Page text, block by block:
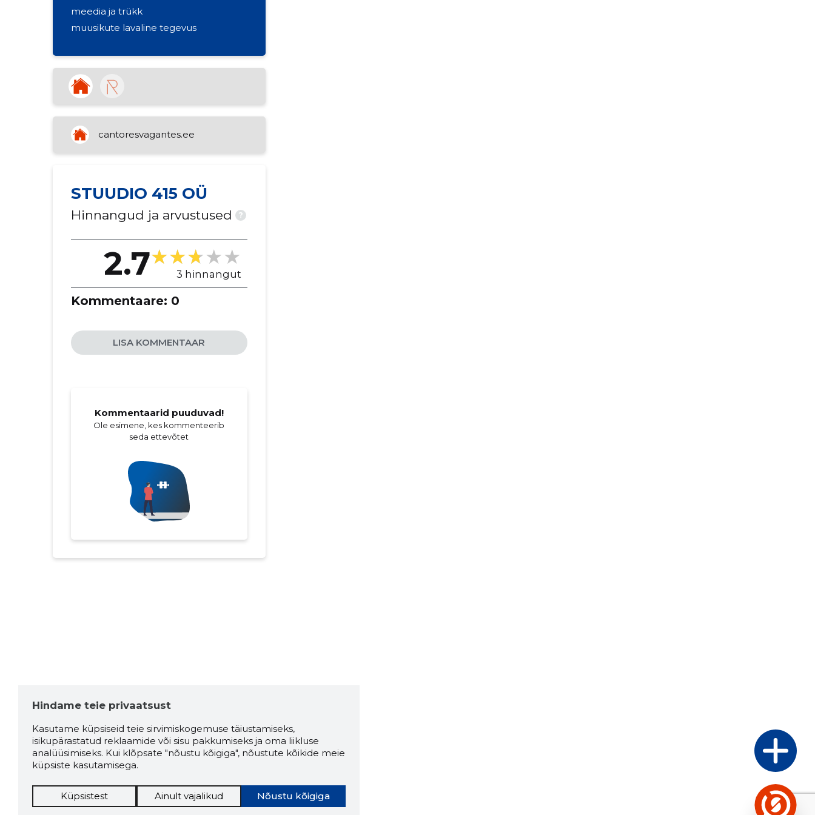
meedia ja trükk
muusikute lavaline tegevus
cantoresvagantes.ee
STUUDIO 415 OÜ
Hinnangud ja arvustused ?
2.7 3 hinnangut
Kommentaare: 0
LISA KOMMENTAAR
Kommentaarid puuduvad!
Ole esimene, kes kommenteerib
seda ettevõtet
Hindame teie privaatsust
Kasutame küpsiseid teie sirvimiskogemuse täiustamiseks,
isikupärastatud reklaamide või sisu pakkumiseks ja oma liikluse
analüüsimiseks. Kui klõpsate "nõustu kõigiga", nõustute kõikide meie
küpsiste kasutamisega.
Nõustu kõigiga
Küpsistest Ainult vajalikud